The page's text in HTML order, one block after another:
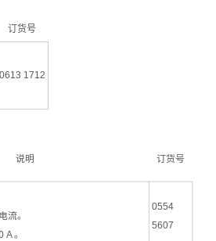
订货号
0613 1712
说明 订货号
流。
。
0554
5607